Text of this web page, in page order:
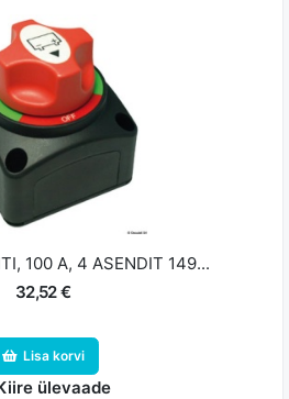
100 A, 4 ASENDIT 149...
32,52 €
Lisa korvi
ülevaade